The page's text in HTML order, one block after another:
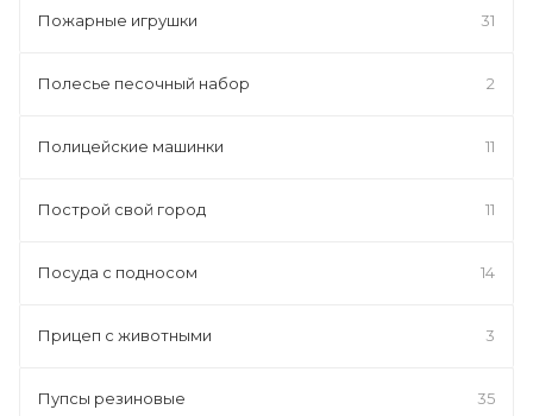
Пожарные игрушки 31
Полесье песочный набор 2
Полицейские машинки 11
Построй свой город 11
Посуда с подносом 14
Прицеп с животными 3
Пупсы резиновые 35